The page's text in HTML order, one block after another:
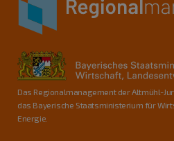
Das Regionalmanagement der Altmühl-
das Bayerische Staatsministerium für
Energie.